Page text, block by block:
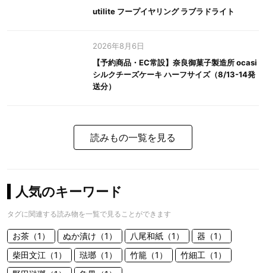
utilite フープイヤリング ラブラドライト
2026年8月6日
【予約商品・EC常設】奈良御菓子製造所 ocasi
シルクチーズケーキ ハーフサイズ（8/13-14発
送分）
読みもの一覧を見る
人気のキーワード
タグに関連する読み物を一覧で見ることができます
お茶（1） ぬか漬け（1） 八尾和紙（1）
器（1）
柴田文江（1）
琺瑯（1） 竹籠（1）
竹細工（1）